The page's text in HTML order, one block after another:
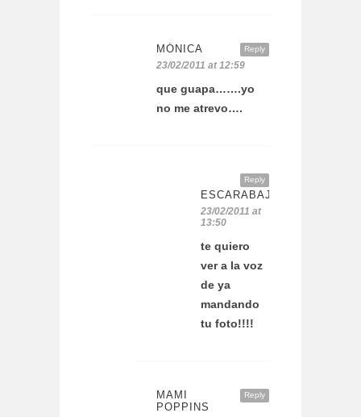
Reply
MÓNICA
23/02/2011 at 12:59
que guapa…….yo
no me atrevo….
Reply
23/02/2011 at
13:50
te quiero
ver a la voz
de ya
mandando
tu foto!!!!
Reply
MAMI
POPPINS